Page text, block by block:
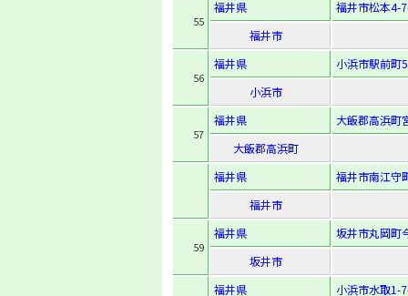
55
福井県
福井市松本4-
福井市
56
福井県
小浜市駅前町
小浜市
57
福井県
大飯郡高浜町
大飯郡高浜町
福井県
福井市南江守
福井市
59
福井県
坂井市丸岡町
坂井市
福井県
小浜市水取1-